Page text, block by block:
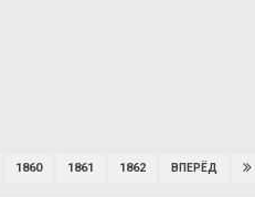
1860 1861 1862 ВПЕРЁД